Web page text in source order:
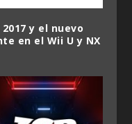
y el nuevo
en el Wii U y NX